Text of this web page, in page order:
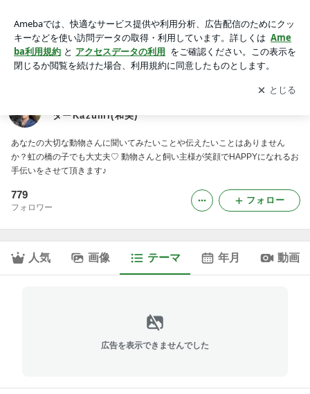
なぐアニマルコミュニケーターKazumi(和美)
アプリをダウンロードして ブログの更新通知
を受け取りまし
ょう。
開く
ターKazumi(和美)
あなたの大切な動物さんに聞いてみたいことや伝えたいことはありません
か？虹の橋の子でも大丈夫♡ 動物さんと飼い主様が笑顔でHAPPYになれるお
手伝いをさせて頂きます♪
779
フォロワー
フォロー
人気 画像 テーマ 年月 動画
広告を表示できませんでした